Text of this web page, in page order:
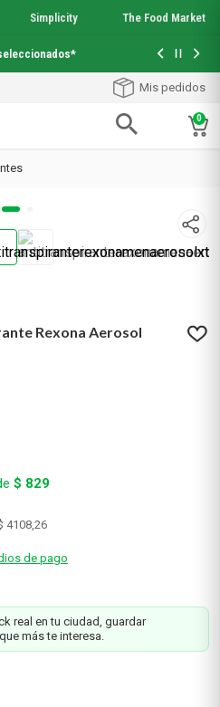
Simplicity The Food Market
Con tu
¡Envío
Mis pedidos
0
Rexona Aerosol
$ 829
4108,26
de pago
real en tu ciudad, guardar
más te interesa.